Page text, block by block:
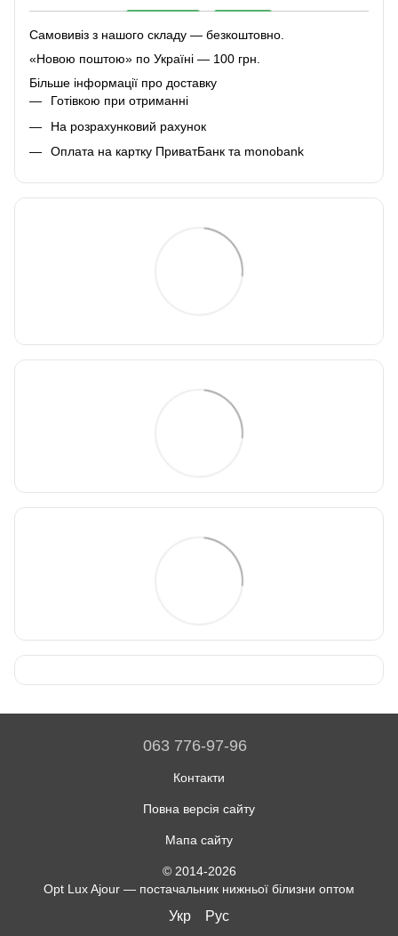
Самовивіз з нашого складу — безкоштовно.
«Новою поштою» по Україні — 100 грн.
Більше інформації про доставку
Готівкою при отриманні
На розрахунковий рахунок
Оплата на картку ПриватБанк та monobank
063 776-97-96
Контакти
Повна версія сайту
Мапа сайту
© 2014-2026
Opt Lux Ajour — постачальник нижньої білизни оптом
Укр Рус